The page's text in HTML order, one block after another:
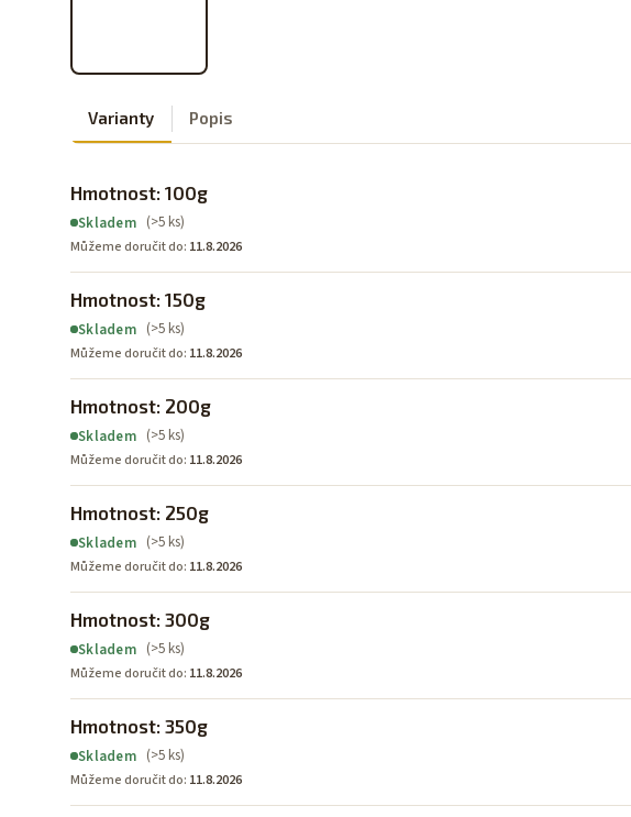
Varianty Popis
Hmotnost: 100g
Skladem (>5 ks)
Můžeme doručit do: 11.8.2026
Hmotnost: 150g
Skladem (>5 ks)
Můžeme doručit do: 11.8.2026
Hmotnost: 200g
Skladem (>5 ks)
Můžeme doručit do: 11.8.2026
Hmotnost: 250g
Skladem (>5 ks)
Můžeme doručit do: 11.8.2026
Hmotnost: 300g
Skladem (>5 ks)
Můžeme doručit do: 11.8.2026
Hmotnost: 350g
Skladem (>5 ks)
Můžeme doručit do: 11.8.2026